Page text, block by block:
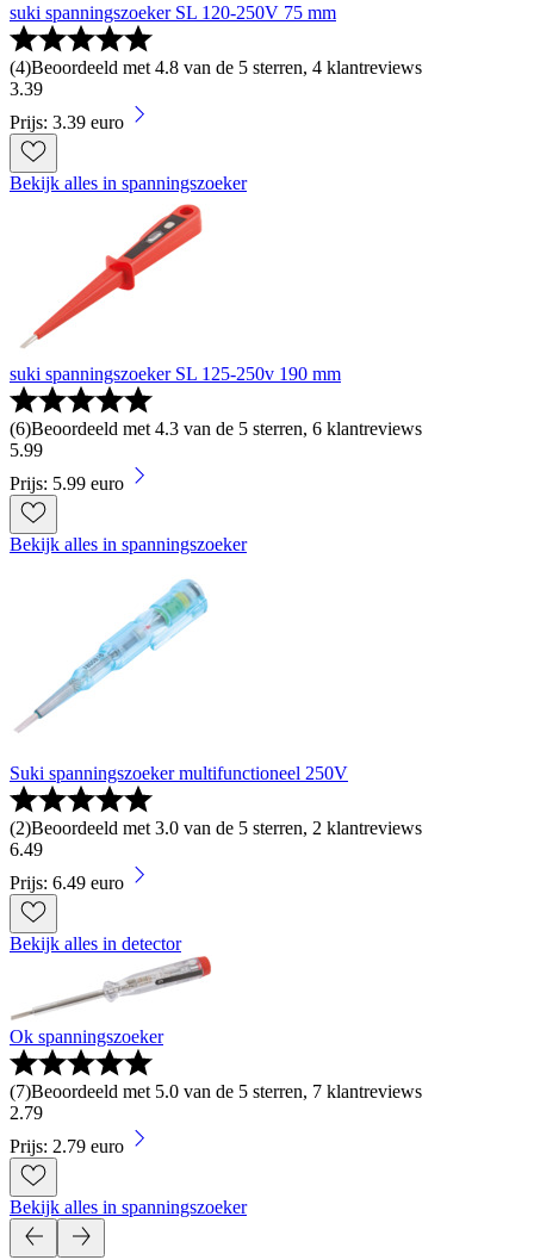
suki spanningszoeker SL 120-250V 75 mm
(4)Beoordeeld met 4.8 van de 5 sterren, 4 klantreviews
3.39
Prijs: 3.39 euro
Bekijk alles in spanningszoeker
suki spanningszoeker SL 125-250v 190 mm
(6)Beoordeeld met 4.3 van de 5 sterren, 6 klantreviews
5.99
Prijs: 5.99 euro
Bekijk alles in spanningszoeker
Suki spanningszoeker multifunctioneel 250V
(2)Beoordeeld met 3.0 van de 5 sterren, 2 klantreviews
6.49
Prijs: 6.49 euro
Bekijk alles in detector
Ok spanningszoeker
(7)Beoordeeld met 5.0 van de 5 sterren, 7 klantreviews
2.79
Prijs: 2.79 euro
Bekijk alles in spanningszoeker